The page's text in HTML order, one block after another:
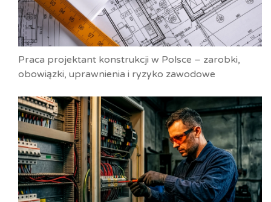
Praca projektant konstrukcji w Polsce – zarobki,
obowiązki, uprawnienia i ryzyko zawodowe